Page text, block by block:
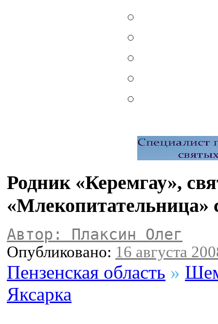
Родник «Керемгау»,
«Млекопитательница»
Автор: Плаксин Олег
Опубликовано: 16 августа
Пензенская область »
Яксарка